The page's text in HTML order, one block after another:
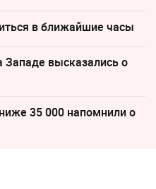
в ближайшие часы
Западе высказались о
35 000 напомнили о